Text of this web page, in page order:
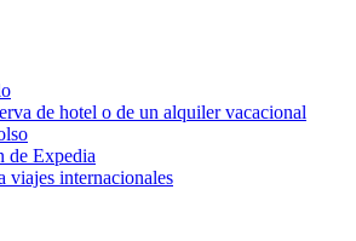
de hotel o de un alquiler vacacional
de Expedia
viajes internacionales